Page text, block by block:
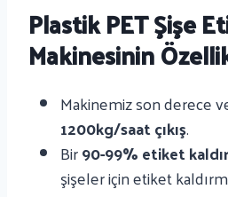
Plastik PET Şişe
Makinesinin
Makinemiz son derece
1200kg/saat çıkış.
Bir90-99% etiket
şişeler için etiket